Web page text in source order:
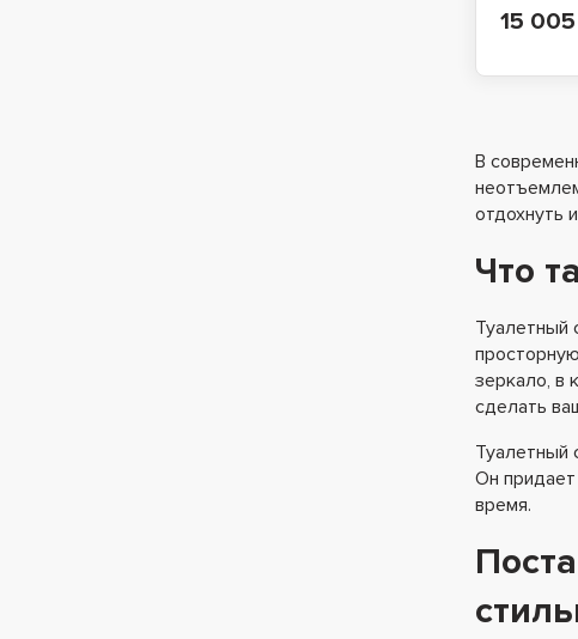
15 005
В
отдохнуть
Что
Туалетный
зеркало, в
сделать
Туалетный
Он
время.